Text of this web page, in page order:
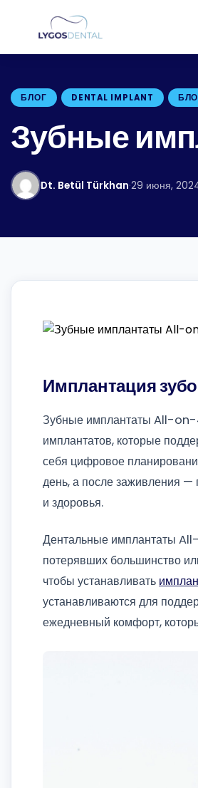
БЛОГ DENTAL IMPLANT
Зубные
Dt. Betül Türkhan·29 июня,
Имплантация
Зубные имплантаты All-on-
имплантатов, которые
себя цифровое
день, а после заживления —
и здоровья.
Дентальные имплантаты
потерявших большинство
чтобы устанавливать
устанавливаются для
ежедневный комфорт,